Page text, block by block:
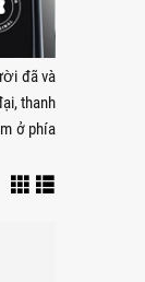
đã và
thanh
ở phía